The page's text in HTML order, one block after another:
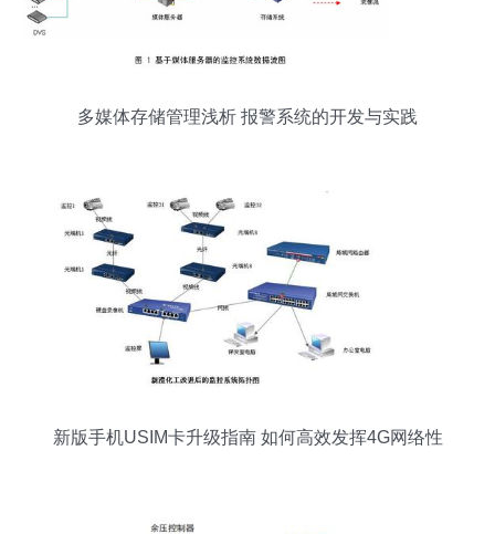
多媒体存储管理浅析 报警系统的开发与实践
新版手机USIM卡升级指南 如何高效发挥4G网络性